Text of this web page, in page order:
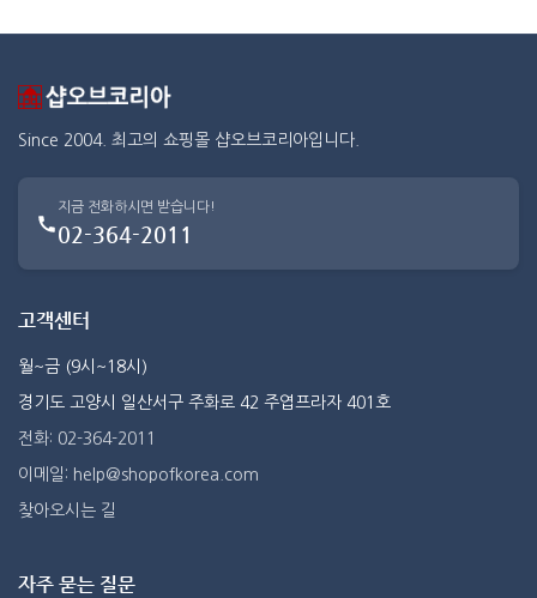
Since 2004. 최고의 쇼핑몰 샵오브코리아입니다.
지금 전화하시면 받습니다!
02-364-2011
고객센터
월~금 (9시~18시)
경기도 고양시 일산서구 주화로 42 주엽프라자 401호
전화: 02-364-2011
이메일: help@shopofkorea.com
찾아오시는 길
자주 묻는 질문